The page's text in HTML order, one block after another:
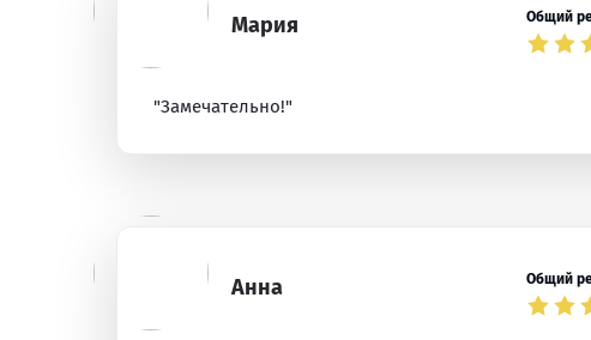
Мария Общий
"Замечательно!"
Анна Общий